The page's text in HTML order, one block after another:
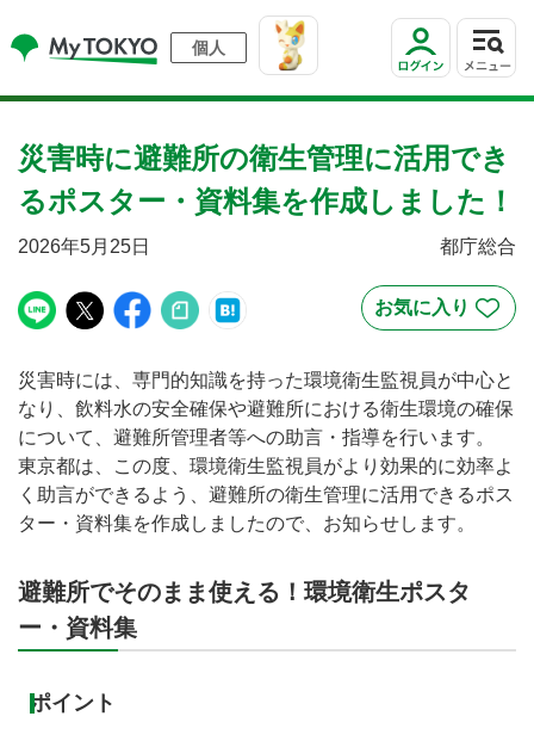
個人
災害時に避難所の衛生管理に活用でき
るポスター・資料集を作成しました！
2026年5月25日 都庁総合
災害時には、専門的知識を持った環境衛生監視員が中心と
なり、飲料水の安全確保や避難所における衛生環境の確保
について、避難所管理者等への助言・指導を行います。
東京都は、この度、環境衛生監視員がより効果的に効率よ
く助言ができるよう、避難所の衛生管理に活用できるポス
ター・資料集を作成しましたので、お知らせします。
避難所でそのまま使える！環境衛生ポスタ
ー・資料集
ポイント